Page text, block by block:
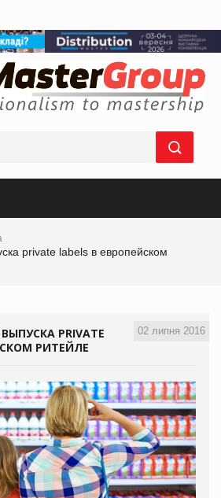
private labels в европейском
02 липня 2016
PRIVATE
РИТЕЙЛЕ